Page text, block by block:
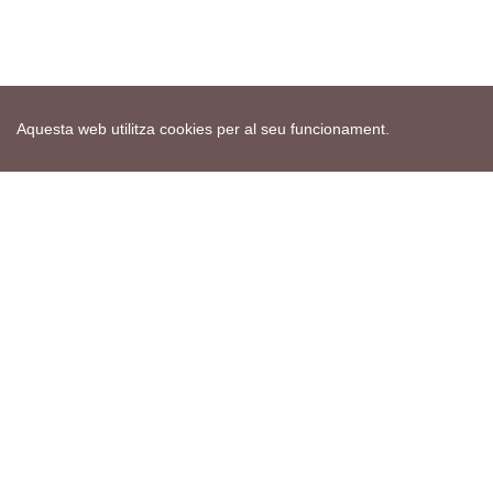
Aquesta web utilitza cookies per al seu funcionament.